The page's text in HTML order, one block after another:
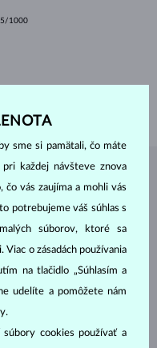
1000
KLENOTA
sme si pamätali, čo máte
každej návšteve znova
čo vás zaujíma a mohli vás
potrebujeme váš súhlas s
súborov, ktoré sa
Viac o zásadách používania
na tlačidlo „Súhlasím a
udelíte a pomôžete nám
cookies používať a